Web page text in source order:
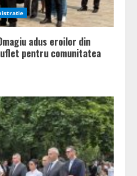
adus eroilor din
pentru comunitatea